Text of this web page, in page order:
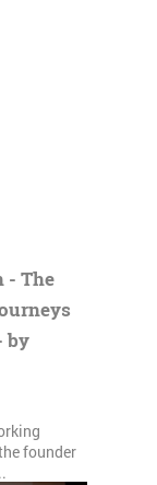
- The
by
founder